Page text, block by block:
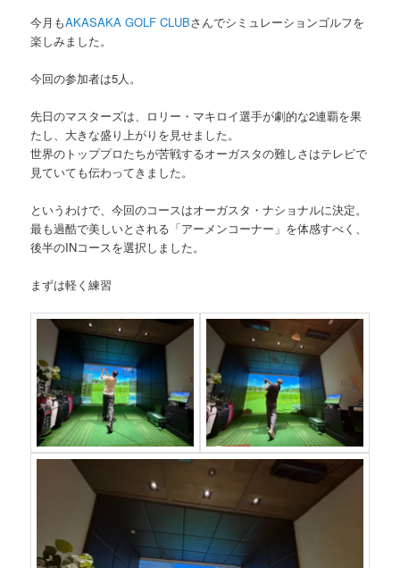
今月もAKASAKA GOLF CLUBさんでシミュレーションゴルフを
楽しみました。
今回の参加者は5人。
先日のマスターズは、ロリー・マキロイ選手が劇的な2連覇を果
たし、大きな盛り上がりを見せました。
世界のトッププロたちが苦戦するオーガスタの難しさはテレビで
見ていても伝わってきました。
というわけで、今回のコースはオーガスタ・ナショナルに決定。
最も過酷で美しいとされる「アーメンコーナー」を体感すべく、
後半のINコースを選択しました。
まずは軽く練習